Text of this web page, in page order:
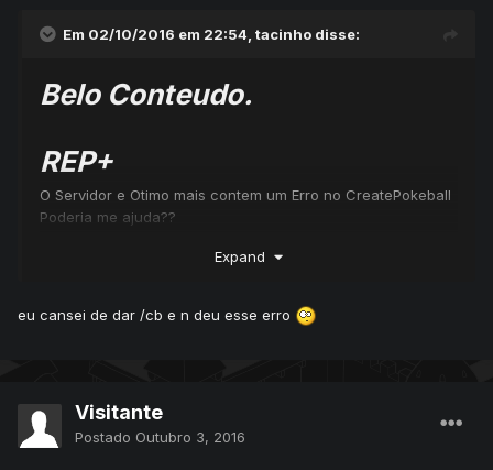
Em 02/10/2016 em 22:54, tacinho disse:
Belo Conteudo.
REP+
O Servidor e Otimo mais contem um Erro no CreatePokeball
Poderia me ajuda??
data/talkactions/scripts/createpokeball.lua:onSay
call global 'addPokeToPlayer' (a nil value)
[02/10/2016 20:03:58] stack traceback:
Expand
eu cansei de dar /cb e n deu esse erro
Visitante
Postado Outubro 3, 2016